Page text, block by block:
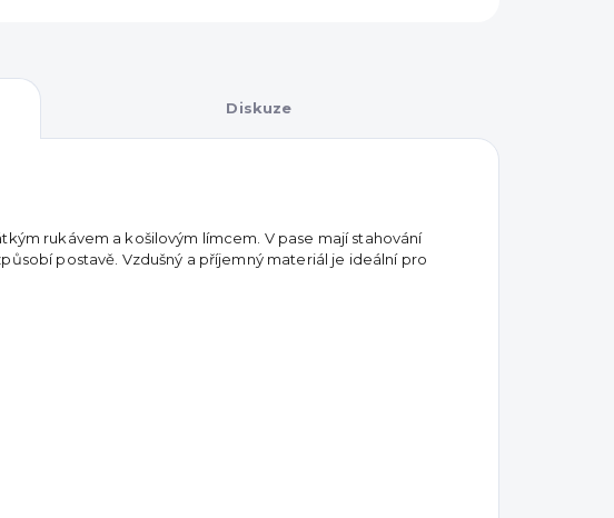
Diskuze
rukávem a košilovým límcem. V pase mají stahování
postavě. Vzdušný a příjemný materiál je ideální pro